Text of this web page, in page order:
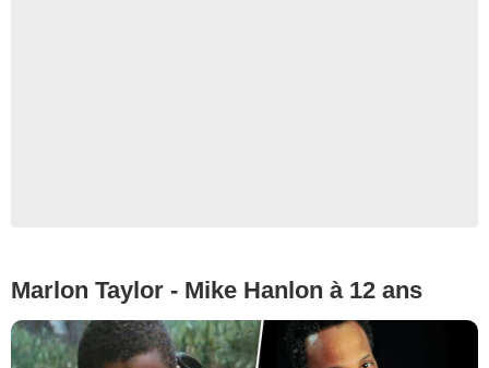
Marlon Taylor - Mike Hanlon à 12 ans